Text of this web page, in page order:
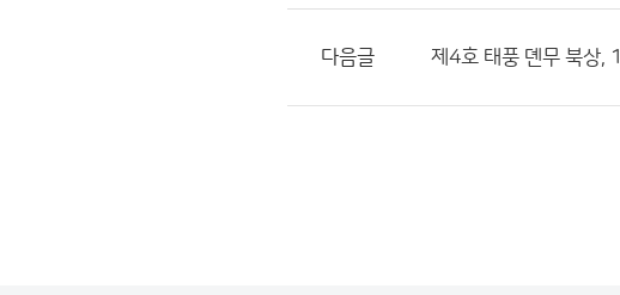
다음글 제4호 태풍 뎬무 북상,